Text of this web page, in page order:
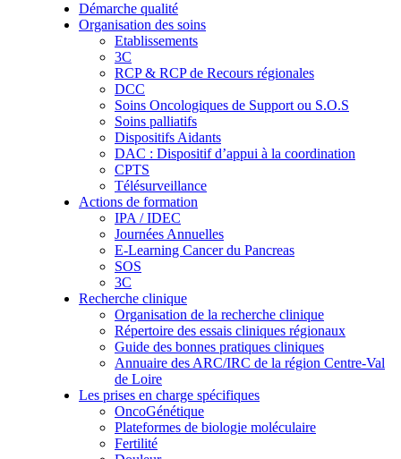
Démarche qualité
Organisation des soins
Etablissements
3C
RCP & RCP de Recours régionales
DCC
Soins Oncologiques de Support ou S.O.S
Soins palliatifs
Dispositifs Aidants
DAC : Dispositif d’appui à la coordination
CPTS
Télésurveillance
Actions de formation
IPA / IDEC
Journées Annuelles
E-Learning Cancer du Pancreas
SOS
3C
Recherche clinique
Organisation de la recherche clinique
Répertoire des essais cliniques régionaux
Guide des bonnes pratiques cliniques
Annuaire des ARC/IRC de la région Centre-Val
de Loire
Les prises en charge spécifiques
OncoGénétique
Plateformes de biologie moléculaire
Fertilité